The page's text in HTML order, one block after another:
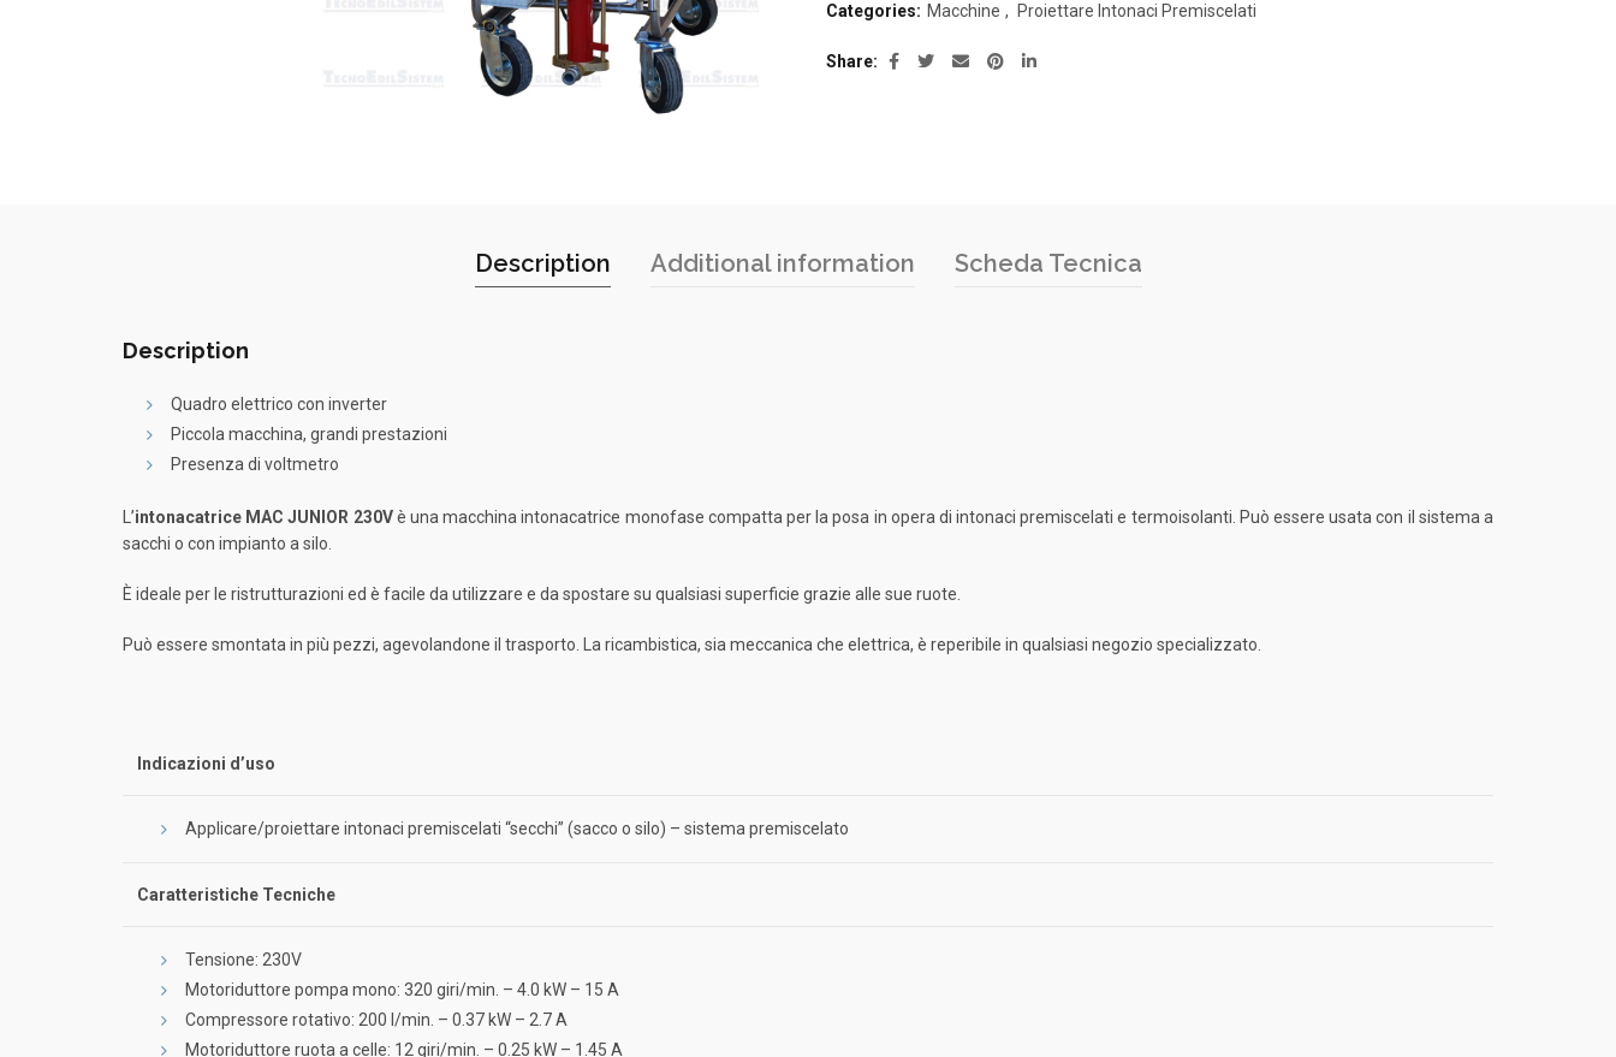
Categories: Macchine , Proiettare Intonaci Premiscelati
Share
Description Additional information Scheda Tecnica
Description
Quadro elettrico con inverter
Piccola macchina, grandi prestazioni
Presenza di voltmetro
L’intonacatrice MAC JUNIOR 230Vè una macchina intonacatrice monofase compatta per la posa in opera di intonaci premiscelati e termoisolanti. Può essere usata con il sistema a
sacchi o con impianto a silo.
È ideale per le ristrutturazioni ed è facile da utilizzare e da spostare su qualsiasi superficie grazie alle sue ruote.
Può essere smontata in più pezzi, agevolandone il trasporto. La ricambistica, sia meccanica che elettrica, è reperibile in qualsiasi negozio specializzato.
Indicazioni d’uso
Applicare/proiettare intonaci premiscelati “secchi” (sacco o silo) – sistema premiscelato
Caratteristiche Tecniche
Tensione: 230V
Motoriduttore pompa mono: 320 giri/min. – 4.0 kW – 15 A
Compressore rotativo: 200 l/min. – 0.37 kW – 2.7 A
Motoriduttore ruota a celle: 12 giri/min. – 0.25 kW – 1.45 A